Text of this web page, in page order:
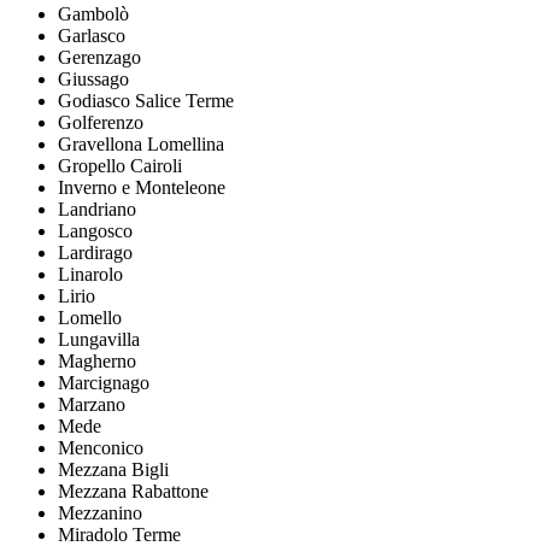
Gambolò
Garlasco
Gerenzago
Giussago
Godiasco Salice Terme
Golferenzo
Gravellona Lomellina
Gropello Cairoli
Inverno e Monteleone
Landriano
Langosco
Lardirago
Linarolo
Lirio
Lomello
Lungavilla
Magherno
Marcignago
Marzano
Mede
Menconico
Mezzana Bigli
Mezzana Rabattone
Mezzanino
Miradolo Terme